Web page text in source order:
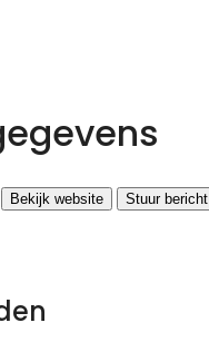
Bekijk website Stuur bericht